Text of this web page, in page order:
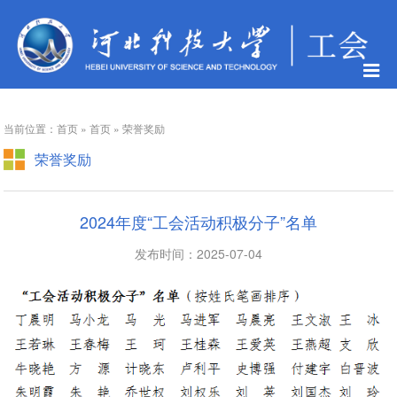
当前位置：首页 » 首页 » 荣誉奖励
荣誉奖励
2024年度“工会活动积极分子”名单
发布时间：2025-07-04